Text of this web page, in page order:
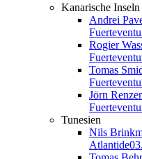
Kanarische Inseln
Andrei
Rogier
Tomas
Jörn
Tunesien
Nils
Atlantide